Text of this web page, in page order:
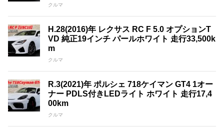
クルマ
H.28(2016)年 レクサス RC F 5.0 オプションT
VD 純正19インチ パールホワイト 走行33,500k
m
クルマ
R.3(2021)年 ポルシェ 718ケイマン GT4 1オー
ナー PDLS付きLEDライト ホワイト 走行17,4
00km
クルマ